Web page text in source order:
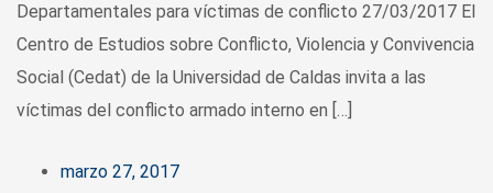
Departamentales para víctimas de conflicto 27/03/2017 El
Centro de Estudios sobre Conflicto, Violencia y Convivencia
Social (Cedat) de la Universidad de Caldas invita a las
víctimas del conflicto armado interno en […]
marzo 27, 2017